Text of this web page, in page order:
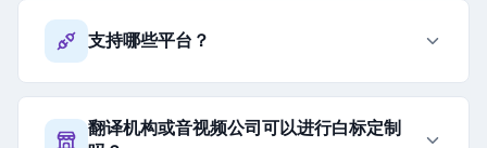
支持哪些平台？
翻译机构或音视频公司可以进行白标定制